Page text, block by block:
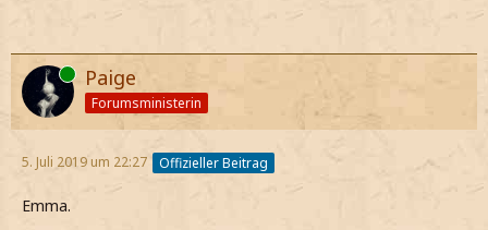
Online Paige
Forumsministerin
5. Juli 2019 um 22:27 Offizieller Beitrag
Emma.